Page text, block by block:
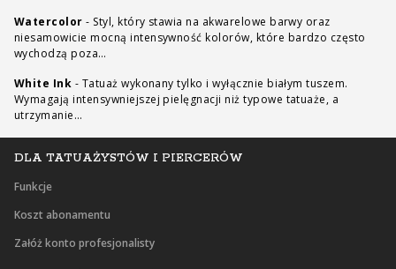
DLA TATUAŻYSTÓW I PIERCERÓW
Funkcje
Koszt abonamentu
Załóż konto profesjonalisty
Watercolor - Styl, który stawia na akwarelowe barwy oraz
niesamowicie mocną intensywność kolorów, które bardzo często
wychodzą poza…
White Ink - Tatuaż wykonany tylko i wyłącznie białym tuszem.
Wymagają intensywniejszej pielęgnacji niż typowe tatuaże, a
utrzymanie…